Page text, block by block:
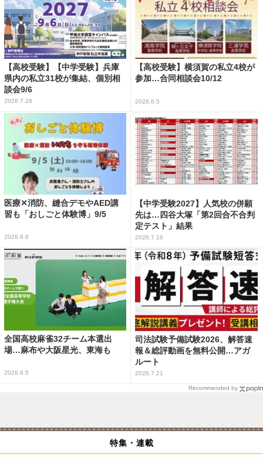
【高校受験】【中学受験】兵庫
県内の私立31校が集結、個別相
談会9/6
2026.7.28
【高校受験】横須賀の私立4校が
参加…合同相談会10/12
2026.8.5
医療✕消防、縫合デモやAED講
習も「おしごと体験博」9/5
2026.8.6
【中学受験2027】人気校の併願
先は…四谷大塚「第2回合不合判
定テスト」結果
2026.7.16
全国高校麻雀32チーム本選出
場…麻布や大阪星光、東海も
2026.8.5
司法試験予備試験2026、解答速
報＆総評動画を無料公開…アガ
ルート
2026.7.21
Recommended by
特集・連載